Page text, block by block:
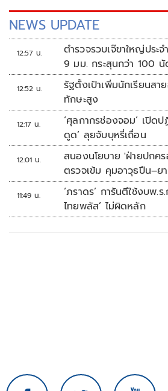
NEWS UPDATE
12:57 น.
ตำรวจรวบเจ๊ขาใหญ่ประ
9 มม. กระสุนกว่า 100 นั
12:52 น.
รัฐตั้งเป้าเพิ่มนักเรียนสา
ทักษะสูง
12:17 น.
‘ศุลกากรช่องจอม’ เปิด
ดูด’ ลุยจับบุหรี่เถื่อน
12:01 น.
สนองนโยบาย 'ฝ่ายปกค
ตรวจเข้ม คุมอาวุธปืน–ย
11:49 น.
‘ภราดร’ การันตีใช้งบพ.ร
ไทยพลัส’ ไม่ผิดหลัก